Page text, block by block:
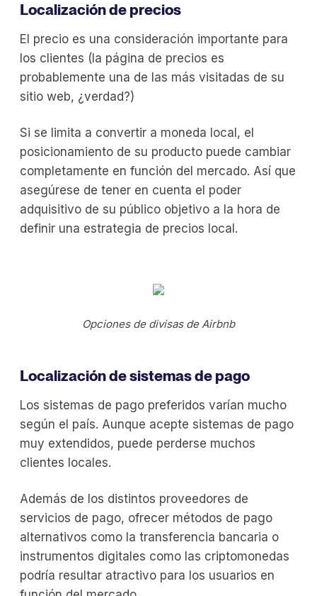
Localización de precios
El precio es una consideración importante para
los clientes (la página de precios es
probablemente una de las más visitadas de su
sitio web, ¿verdad?)
Si se limita a convertir a moneda local, el
posicionamiento de su producto puede cambiar
completamente en función del mercado. Así que
asegúrese de tener en cuenta el poder
adquisitivo de su público objetivo a la hora de
definir una estrategia de precios local.
Opciones de divisas de Airbnb
Localización de sistemas de pago
Los sistemas de pago preferidos varían mucho
según el país. Aunque acepte sistemas de pago
muy extendidos, puede perderse muchos
clientes locales.
Además de los distintos proveedores de
servicios de pago, ofrecer métodos de pago
alternativos como la transferencia bancaria o
instrumentos digitales como las criptomonedas
podría resultar atractivo para los usuarios en